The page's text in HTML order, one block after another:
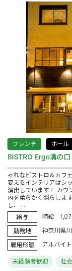
フレンチ ホール
BISTRO Ergo溝の口
―――――――――――――――
ゃれなビストロ＆カフ
変えるインテリアはシ
演出しています！ カウ
内を柔らかく照らしま
し、....
給与
時給
勤務地
神奈川県
雇用形態
アルバイ
未経験者歓迎 社